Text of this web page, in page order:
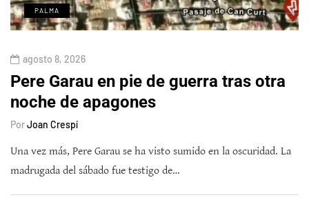
PALMA
agosto 8, 2026
Pere Garau en pie de guerra tras otra
noche de apagones
PorJoan Crespí
Una vez más, Pere Garau se ha visto sumido en la oscuridad. La
madrugada del sábado fue testigo de…